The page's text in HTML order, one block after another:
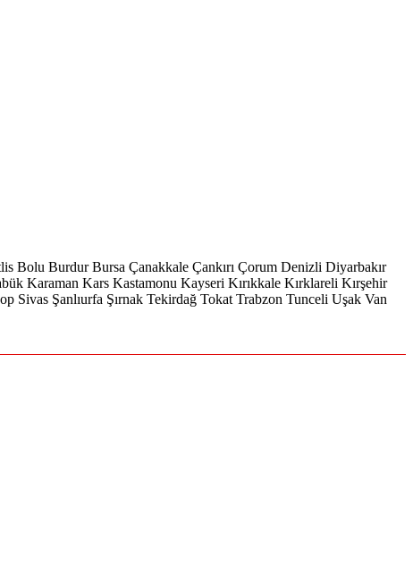
Bolu Burdur Bursa Çanakkale Çankırı Çorum Denizli Diyarbakır
Karaman Kars Kastamonu Kayseri Kırıkkale Kırklareli Kırşehir
Sivas Şanlıurfa Şırnak Tekirdağ Tokat Trabzon Tunceli Uşak Van